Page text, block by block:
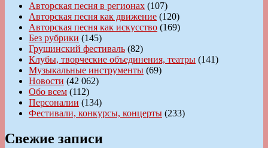
Авторская песня в регионах (107)
Авторская песня как движение (120)
Авторская песня как искусство (169)
Без рубрики (145)
Грушинский фестиваль (82)
Клубы, творческие объединения, театры (141)
Музыкальные инструменты (69)
Новости (42 062)
Обо всем (112)
Персоналии (134)
Фестивали, конкурсы, концерты (233)
Свежие записи